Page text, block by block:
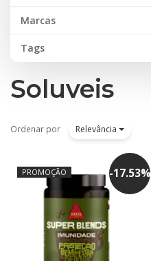
Marcas
Tags
Soluveis
Ordenar por Relevância
-17.53%
PROMOÇÃO